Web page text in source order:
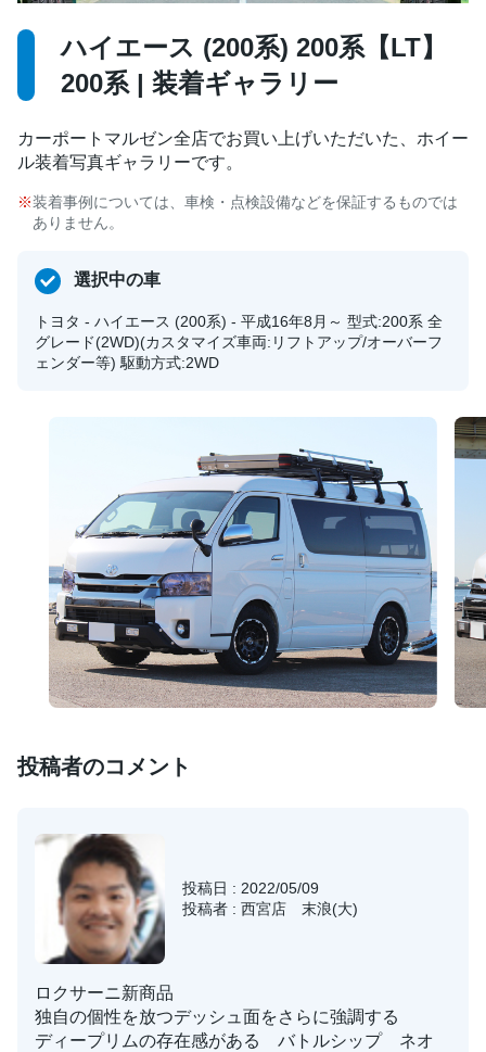
ハイエース (200系) 200系【LT】
200系 | 装着ギャラリー
カーポートマルゼン全店でお買い上げいただいた、ホイー
ル装着写真ギャラリーです。
装着事例については、車検・点検設備などを保証するものでは
ありません。
選択中の車
トヨタ - ハイエース (200系) - 平成16年8月～ 型式:200系 全
グレード(2WD)(カスタマイズ車両:リフトアップ/オーバーフ
ェンダー等) 駆動方式:2WD
投稿者のコメント
投稿日 : 2022/05/09
投稿者 : 西宮店 末浪(大)
ロクサーニ新商品
独自の個性を放つデッシュ面をさらに強調する
ディープリムの存在感がある バトルシップ ネオ